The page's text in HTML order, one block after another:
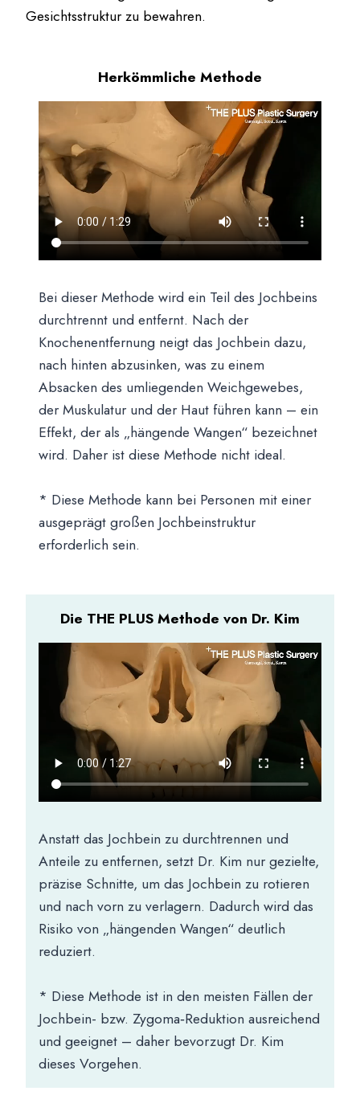
Gesichtsstruktur zu bewahren.
Herkömmliche Methode
Bei dieser Methode wird ein Teil des Jochbeins
durchtrennt und entfernt. Nach der
Knochenentfernung neigt das Jochbein dazu,
nach hinten abzusinken, was zu einem
Absacken des umliegenden Weichgewebes,
der Muskulatur und der Haut führen kann – ein
Effekt, der als „hängende Wangen“ bezeichnet
wird. Daher ist diese Methode nicht ideal.
* Diese Methode kann bei Personen mit einer
ausgeprägt großen Jochbeinstruktur
erforderlich sein.
Die THE PLUS Methode von Dr. Kim
Anstatt das Jochbein zu durchtrennen und
Anteile zu entfernen, setzt Dr. Kim nur gezielte,
präzise Schnitte, um das Jochbein zu rotieren
und nach vorn zu verlagern. Dadurch wird das
Risiko von „hängenden Wangen“ deutlich
reduziert.
* Diese Methode ist in den meisten Fällen der
Jochbein- bzw. Zygoma‑Reduktion ausreichend
und geeignet – daher bevorzugt Dr. Kim
dieses Vorgehen.